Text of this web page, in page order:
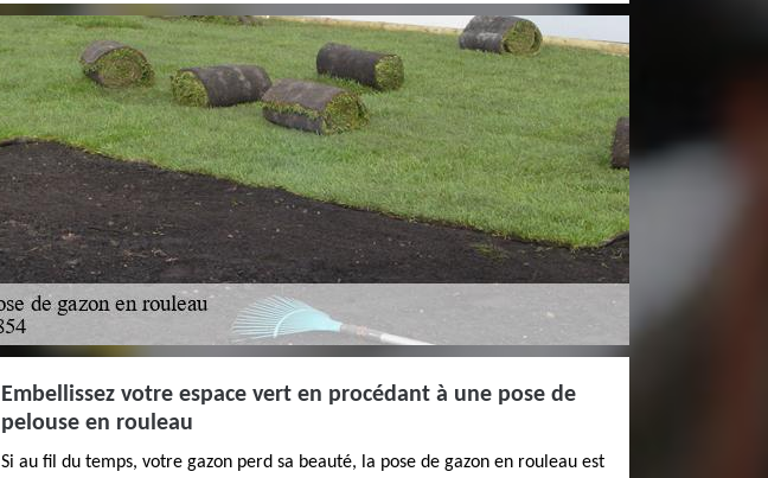
Embellissez votre espace vert en procédant à une pose de
pelouse en rouleau
Si au fil du temps, votre gazon perd sa beauté, la pose de gazon en rouleau est